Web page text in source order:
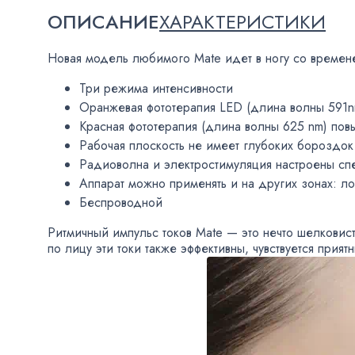
ОПИСАНИЕХАРАКТЕРИСТИКИ
Новая модель любимого Mate идет в ногу со
Три режима интенсивности
Оранжевая фототерапия LED (длина волны
Красная фототерапия (длина волны 625 nm)
Рабочая плоскость не имеет глубоких
Радиоволна и электростимуляция настроены
Аппарат можно применять и на других зонах:
Беспроводной
Ритмичный импульс токов Mate — это нечто
по лицу эти токи также эффективны, чувствуется